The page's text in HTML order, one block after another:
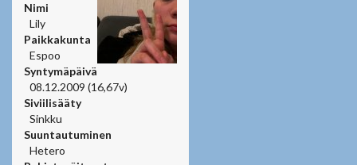
Nimi
Lily
Paikkakunta
Espoo
Syntymäpäivä
08.12.2009 (16,67v)
Siviilisääty
Sinkku
Suuntautuminen
Hetero